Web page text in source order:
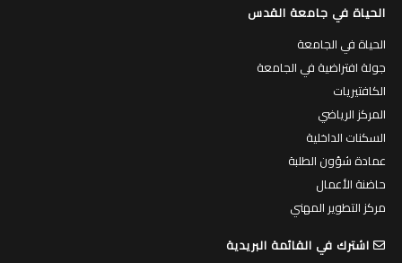
الحياة في جامعة القدس
الحياة في الجامعة
جولة افتراضية في الجامعة
الكافتيريات
المركز الرياضي
السكنات الداخلية
عمادة شؤون الطلبة
حاضنة الأعمال
مركز التطوير المهني
اشترك في القائمة البريدية